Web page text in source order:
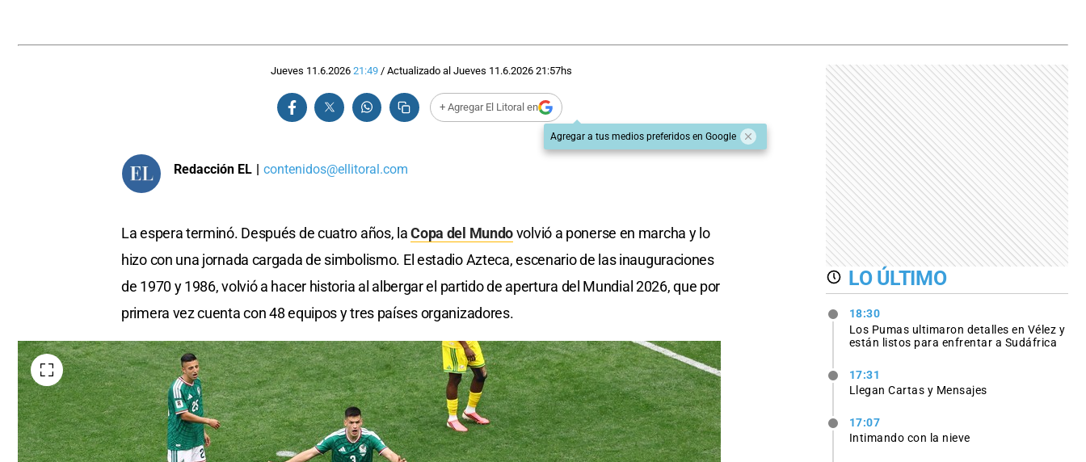
Jueves 11.6.2026 21:49/ Actualizado al Jueves 11.6.2026 21:57hs
+ Agregar El Litoral en
Agregar a tus medios preferidos en Google
Redacción EL | contenidos@ellitoral.com
La espera terminó. Después de cuatro años, laCopa del Mundovolvió a ponerse en marcha y lo
hizo con una jornada cargada de simbolismo. El estadio Azteca, escenario de las inauguraciones
de 1970 y 1986, volvió a hacer historia al albergar el partido de apertura del Mundial 2026, que por
primera vez cuenta con 48 equipos y tres países organizadores.
LO ÚLTIMO
18:30
Los Pumas ultimaron detalles en Vélez y
están listos para enfrentar a Sudáfrica
17:31
Llegan Cartas y Mensajes
17:07
Intimando con la nieve